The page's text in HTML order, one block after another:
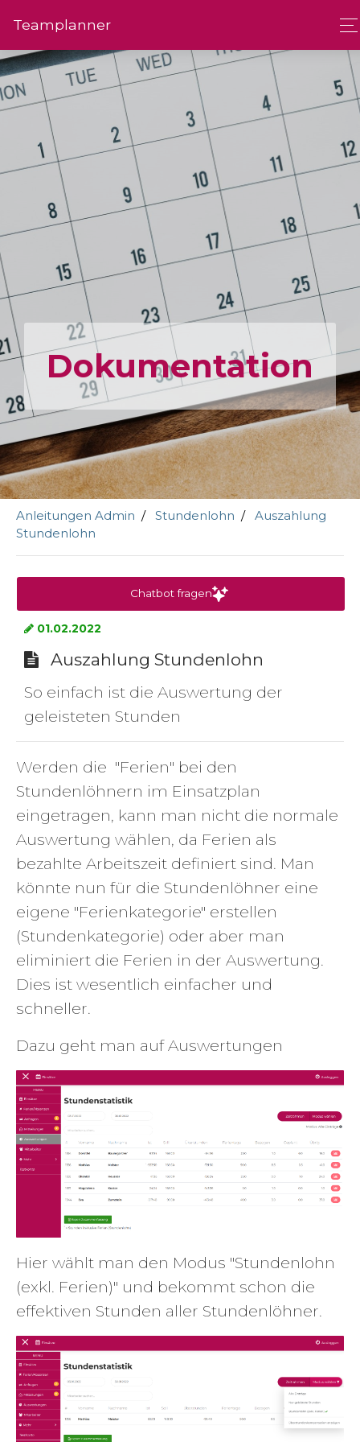
Team­planner
Dokumen­tation
Anleitungen Admin Stundenlohn
Auszahlung
Stundenlohn
Chatbot fragen
01.02.2022
Auszahlung Stundenlohn
So einfach ist die Auswertung der
geleisteten Stunden
Werden die "Ferien" bei den
Stundenlöhnern im Einsatzplan
eingetragen, kann man nicht die normale
Auswertung wählen, da Ferien als
bezahlte Arbeitszeit definiert sind. Man
könnte nun für die Stundenlöhner eine
eigene "Ferienkategorie" erstellen
(Stundenkategorie) oder aber man
eliminiert die Ferien in der Auswertung.
Dies ist wesentlich einfacher und
schneller.
Dazu geht man auf Auswertungen
Hier wählt man den Modus "Stundenlohn
(exkl. Ferien)" und bekommt schon die
effektiven Stunden aller Stundenlöhner.